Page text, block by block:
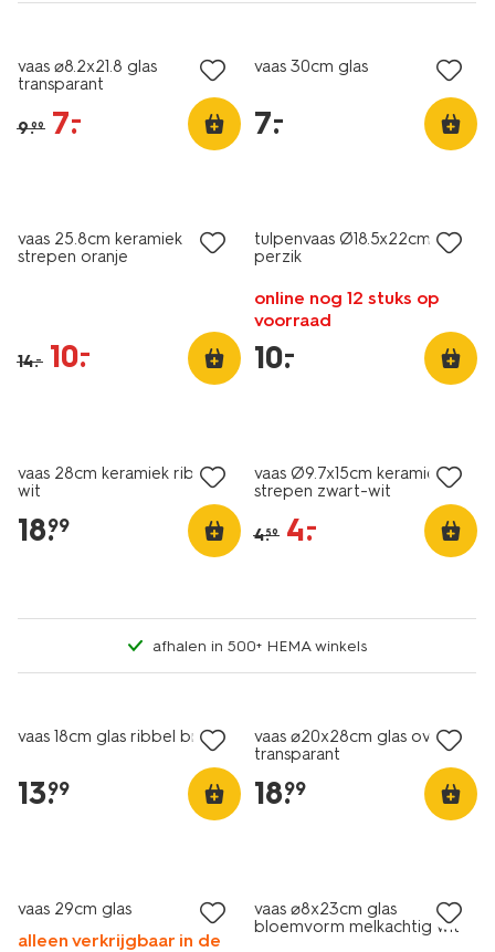
vaas ⌀8.2x21.8 glas
transparant
9.99 7.
–
vaas 30cm glas
7.
–
vaas 25.8cm keramiek
strepen oranje
14.– 10.
–
tulpenvaas Ø18.5x22cm
perzik
online nog 12 stuks op
voorraad
10.
–
vaas 28cm keramiek ribbel
wit
18.
99
vaas Ø9.7x15cm keramiek
strepen zwart-wit
4.59 4.
–
afhalen in 500+ HEMA winkels
vaas 18cm glas ribbel bruin
13.
99
vaas ⌀20x28cm glas ovaal
transparant
18.
99
vaas 29cm glas
alleen verkrijgbaar in de
vaas ⌀8x23cm glas
bloemvorm melkachtig wit